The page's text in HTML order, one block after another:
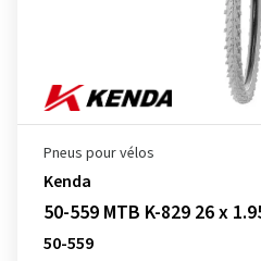
Pneus pour vélos
Kenda
50-559 MTB K-829 26 x
50-559